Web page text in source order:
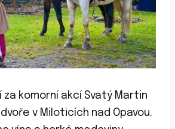
za komorní akcí Svatý Martin
v Miloticích nad Opavou.